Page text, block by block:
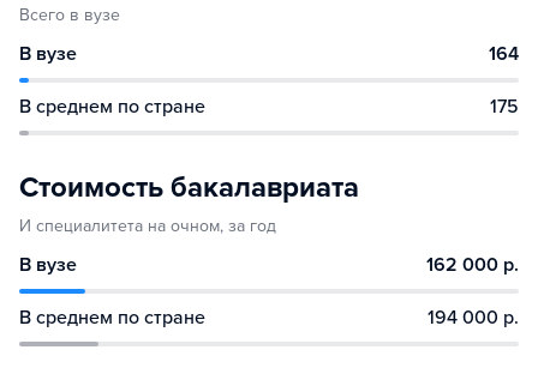
Всего в вузе
В вузе 164
В среднем по стране 175
Стоимость бакалавриата
И специалитета на очном, за год
В вузе 162 000 р.
В среднем по стране 194 000 р.